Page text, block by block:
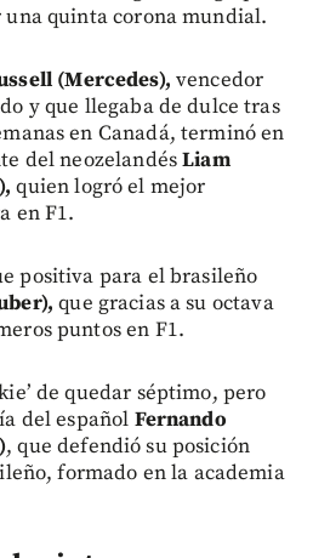
una quinta corona mundial.
(Mercedes), vencedor
y que llegaba de dulce tras
en Canadá, terminó en
del neozelandésLiam
quien logró el mejor
en F1.
positiva para el brasileño
que gracias a su octava
puntos en F1.
de quedar séptimo, pero
del español Fernando
, que defendió su posición
formado en la academia